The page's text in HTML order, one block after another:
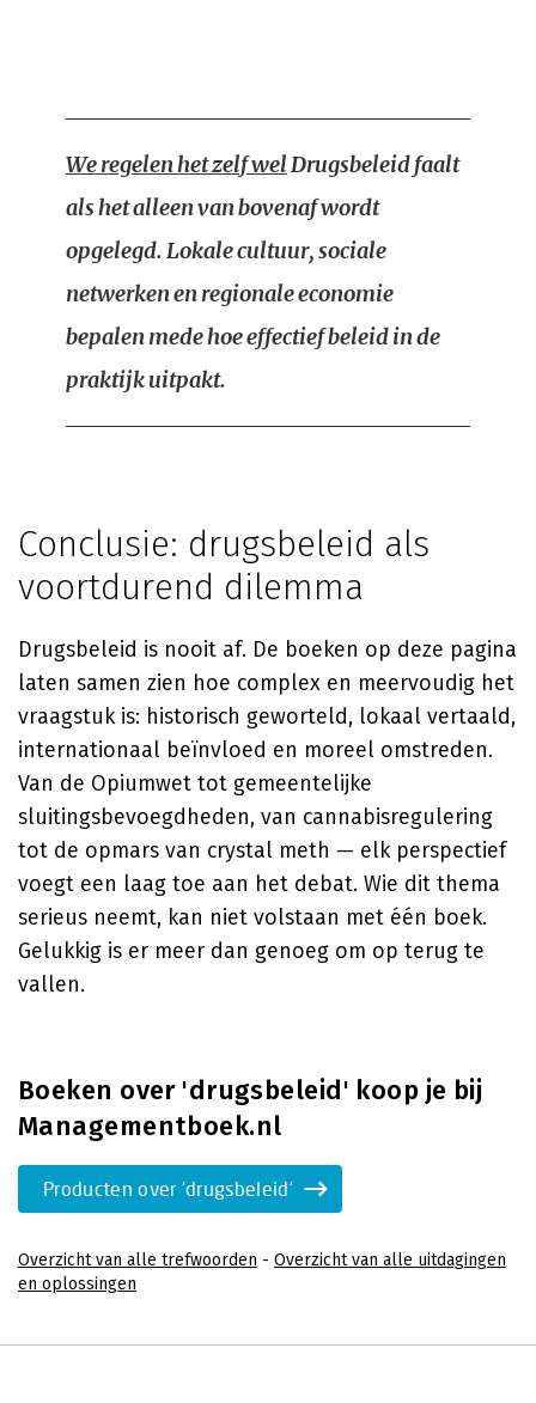
We regelen het zelf welDrugsbeleid faalt
als het alleen van bovenaf wordt
opgelegd. Lokale cultuur, sociale
netwerken en regionale economie
bepalen mede hoe effectief beleid in de
praktijk uitpakt.
Conclusie: drugsbeleid als
voortdurend dilemma
Drugsbeleid is nooit af. De boeken op deze pagina
laten samen zien hoe complex en meervoudig het
vraagstuk is: historisch geworteld, lokaal vertaald,
internationaal beïnvloed en moreel omstreden.
Van de Opiumwet tot gemeentelijke
sluitingsbevoegdheden, van cannabisregulering
tot de opmars van crystal meth — elk perspectief
voegt een laag toe aan het debat. Wie dit thema
serieus neemt, kan niet volstaan met één boek.
Gelukkig is er meer dan genoeg om op terug te
vallen.
Boeken over 'drugsbeleid' koop je bij
Managementboek.nl
Producten over 'drugsbeleid'
Overzicht van alle trefwoorden - Overzicht van alle uitdagingen
en oplossingen